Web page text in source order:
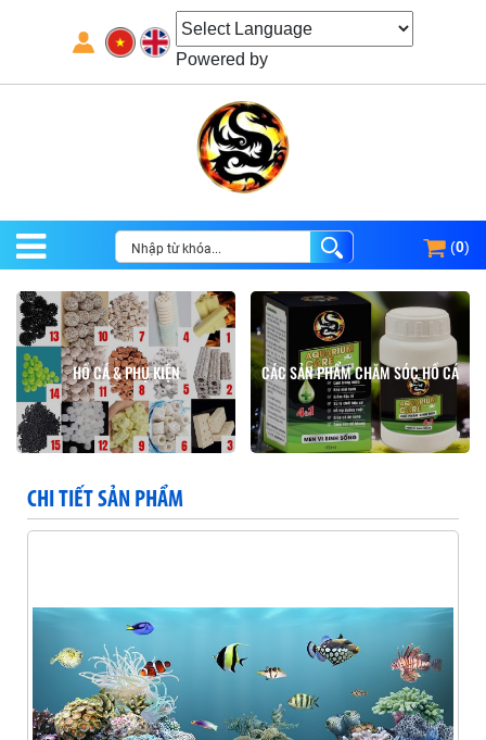
Powered by
(0)
HỒ CÁ & PHỤ KIỆN CÁC SẢN PHẨM CHĂM SÓC HỒ CÁ
CHI TIẾT SẢN PHẨM